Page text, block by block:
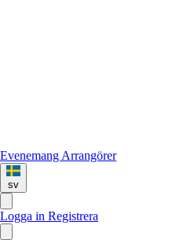
Evenemang Arrangörer
sv
Logga in Registrera